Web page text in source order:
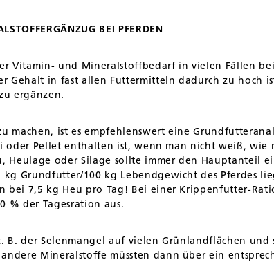
BEI PFERDEN
Vitamin- und Mineralstoffbedarf in vielen Fällen
Gehalt in fast allen Futtermitteln dadurch zu hoch
ergänzen.
machen, ist es empfehlenswert eine
oder Pellet enthalten ist, wenn man nicht weiß, wie
Heulage oder Silage sollte immer den Hauptanteil
Grundfutter/100 kg Lebendgewicht des Pferdes
bei 7,5 kg Heu pro Tag! Bei einer Krippenfutter-
% der Tagesration aus.
B. der Selenmangel auf vielen Grünlandflächen
Mineralstoffe müssten dann über ein